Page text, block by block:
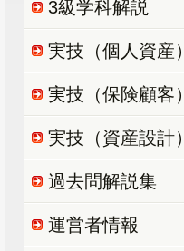
3級学科解説
実技（個人資産）
実技（保険顧客）
実技（資産設計）
過去問解説集
運営者情報